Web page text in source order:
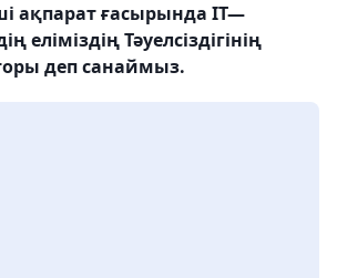
ақпарат ғасырында IT—
еліміздің Тәуелсіздігінің
деп санаймыз.